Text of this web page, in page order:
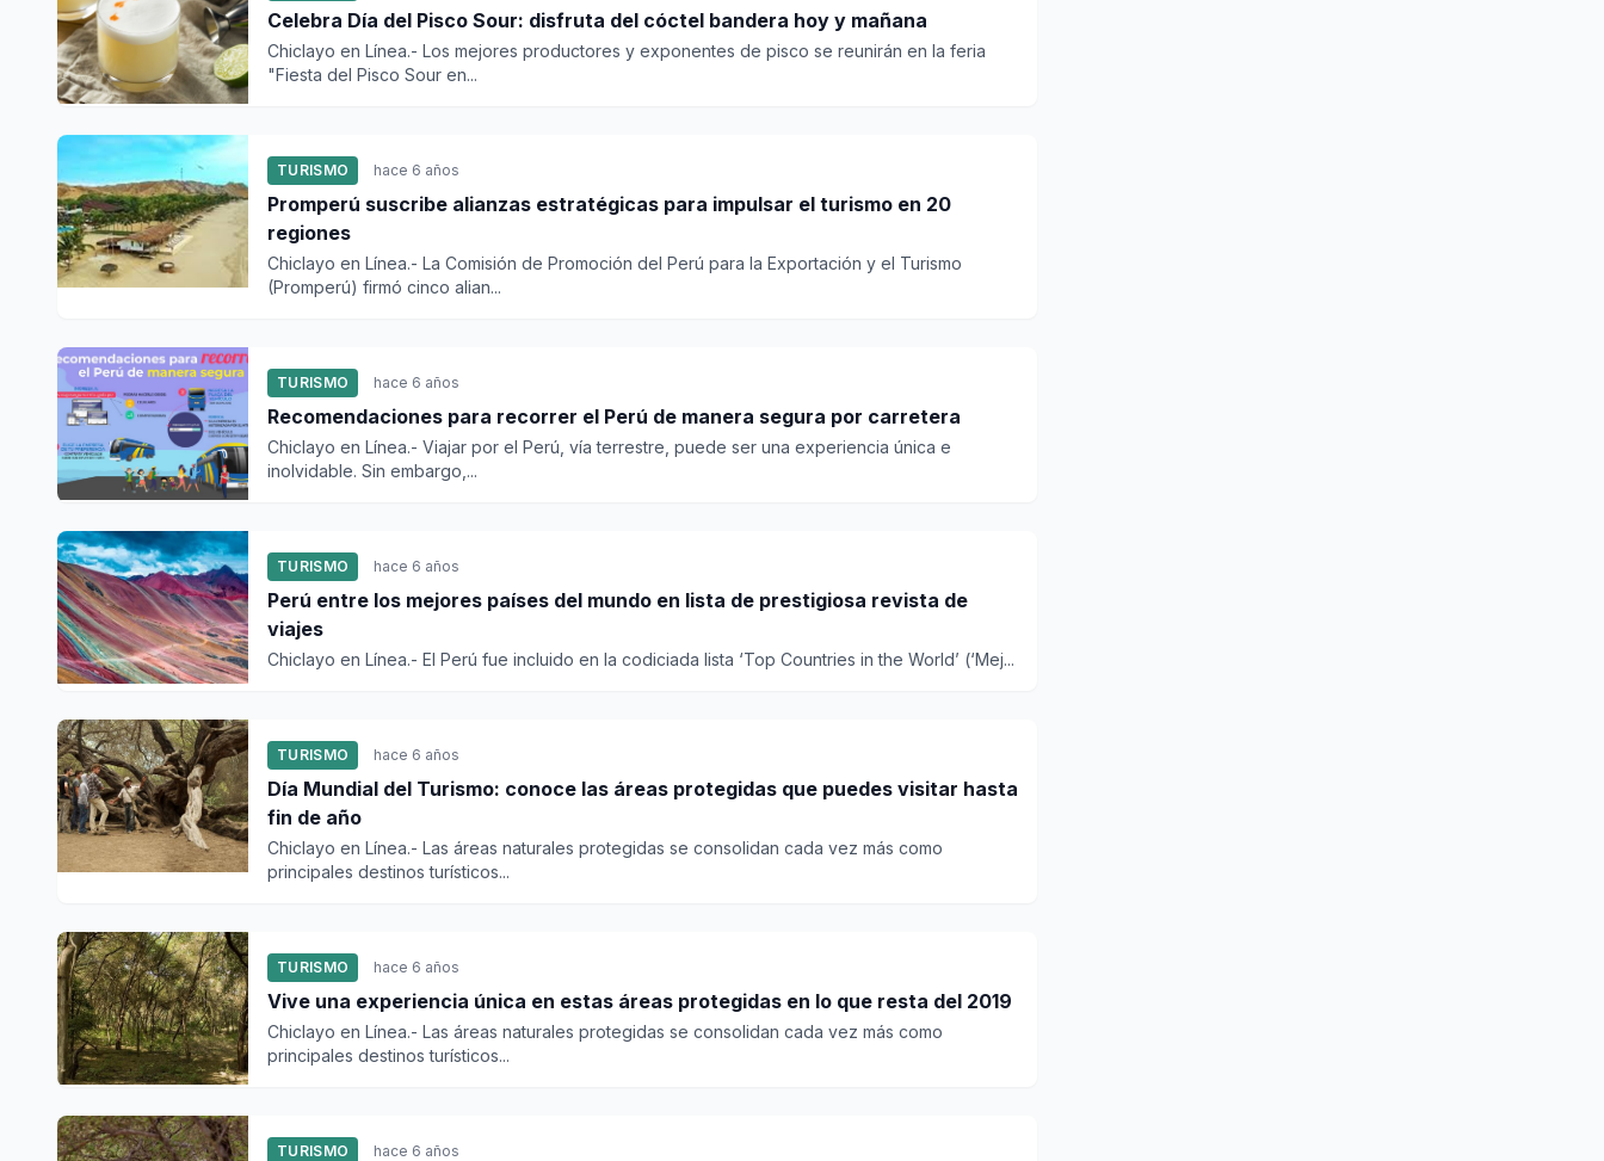
Celebra Día del Pisco Sour: disfruta del cóctel bandera hoy y mañana
Chiclayo en Línea.- Los mejores productores y exponentes de pisco se reunirán en la feria
"Fiesta del Pisco Sour en...
TURISMO hace 6 años
Promperú suscribe alianzas estratégicas para impulsar el turismo en 20
regiones
Chiclayo en Línea.- La Comisión de Promoción del Perú para la Exportación y el Turismo
(Promperú) firmó cinco alian...
TURISMO hace 6 años
Recomendaciones para recorrer el Perú de manera segura por carretera
Chiclayo en Línea.- Viajar por el Perú, vía terrestre, puede ser una experiencia única e
inolvidable. Sin embargo,...
TURISMO hace 6 años
Perú entre los mejores países del mundo en lista de prestigiosa revista de
viajes
Chiclayo en Línea.- El Perú fue incluido en la codiciada lista ‘Top Countries in the World’ (‘Mej...
TURISMO hace 6 años
Día Mundial del Turismo: conoce las áreas protegidas que puedes visitar hasta
fin de año
Chiclayo en Línea.- Las áreas naturales protegidas se consolidan cada vez más como
principales destinos turísticos...
TURISMO hace 6 años
Vive una experiencia única en estas áreas protegidas en lo que resta del 2019
Chiclayo en Línea.- Las áreas naturales protegidas se consolidan cada vez más como
principales destinos turísticos...
TURISMO hace 6 años